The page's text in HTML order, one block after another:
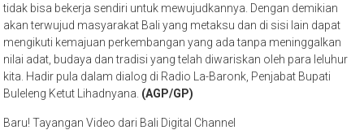
tidak bisa bekerja sendiri untuk mewujudkannya. Dengan demikian
akan terwujud masyarakat Bali yang metaksu dan di sisi lain dapat
mengikuti kemajuan perkembangan yang ada tanpa meninggalkan
nilai adat, budaya dan tradisi yang telah diwariskan oleh para leluhur
kita. Hadir pula dalam dialog di Radio La-Baronk, Penjabat Bupati
Buleleng Ketut Lihadnyana. (AGP/GP)
Baru! Tayangan Video dari Bali Digital Channel